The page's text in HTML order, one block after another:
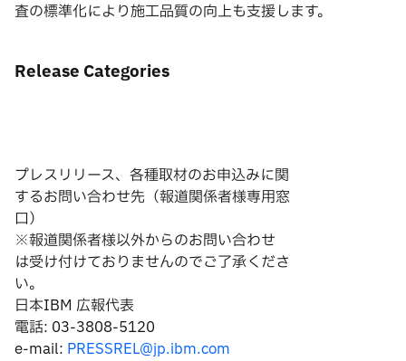
査の標準化により施工品質の向上も支援します。
Release Categories
プレスリリース、各種取材のお申込みに関
するお問い合わせ先（報道関係者様専用窓
口）
※報道関係者様以外からのお問い合わせ
は受け付けておりませんのでご了承くださ
い。
日本IBM 広報代表
電話: 03-3808-5120
e-mail: PRESSREL@jp.ibm.com